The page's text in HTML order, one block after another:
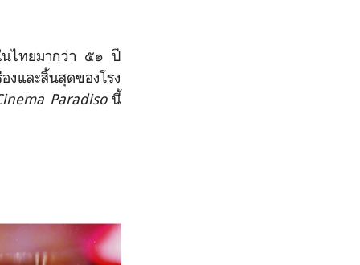
นไทยมากว่า ๕๑ ปี
งและสิ้นสุดของโรง
Paradiso นี้